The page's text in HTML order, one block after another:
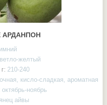
АРДАНПОН
желтый
210-240
кисло-сладкая, ароматная
октябрь-ноябрь
айвы